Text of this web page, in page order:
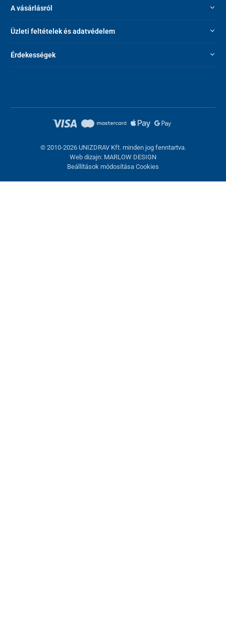
A vásárlásról
Üzleti feltételek és adatvédelem
Érdekességek
© 2010-2026 UNIZDRAV Kft. minden jog fenntartva.
Web dizajn: MARLOW DESIGN
Beállítások módosítása Cookies